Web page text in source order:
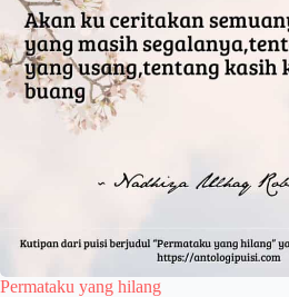
Permataku yang hilang